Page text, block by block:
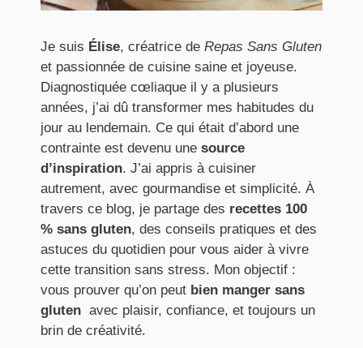
Je suis Élise, créatrice de Repas Sans Gluten
et passionnée de cuisine saine et joyeuse.
Diagnostiquée cœliaque il y a plusieurs
années, j’ai dû transformer mes habitudes du
jour au lendemain. Ce qui était d’abord une
contrainte est devenu une source
d’inspiration. J’ai appris à cuisiner
autrement, avec gourmandise et simplicité. À
travers ce blog, je partage des recettes 100
% sans gluten, des conseils pratiques et des
astuces du quotidien pour vous aider à vivre
cette transition sans stress. Mon objectif :
vous prouver qu’on peut bien manger sans
gluten avec plaisir, confiance, et toujours un
brin de créativité.